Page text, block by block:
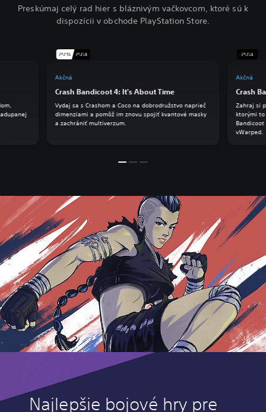
Preskúmaj celý rad hier s bláznivým vačkovcom, ktoré sú k
dispozícii v obchode PlayStation Store.
Akčná
Crash Bandicoot 4: It's About Time
Vydaj sa s Crashom a Coco na dobrodružstvo naprieč
dimenziami a pomôž im znovu spojiť kvantové masky
a zachrániť multiverzum.
Akčná
Crash
Zahraj si
ktorými to
Bandicoot
vWarped.
Najlepšie bojové hry pre